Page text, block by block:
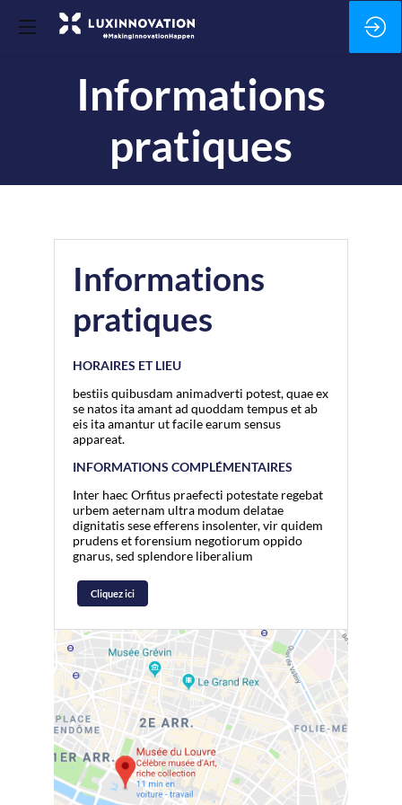
Informations
pratiques
Informations
pratiques
HORAIRES ET LIEU
bestiis quibusdam animadverti potest, quae ex
se natos ita amant ad quoddam tempus et ab
eis ita amantur ut facile earum sensus
appareat.
INFORMATIONS COMPLÉMENTAIRES
Inter haec Orfitus praefecti potestate regebat
urbem aeternam ultra modum delatae
dignitatis sese efferens insolenter, vir quidem
prudens et forensium negotiorum oppido
gnarus, sed splendore liberalium
Cliquez ici